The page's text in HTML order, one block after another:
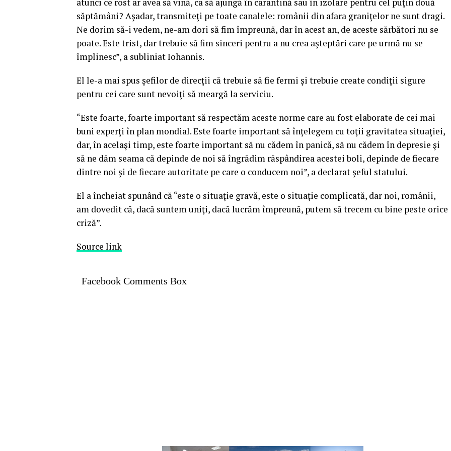
săptămâni? Aşadar, transmiteţi pe toate canalele: românii din afara graniţelor ne sunt dragi.
Ne dorim să-i vedem, ne-am dori să fim împreună, dar în acest an, de aceste sărbători nu se
poate. Este trist, dar trebuie să fim sinceri pentru a nu crea aşteptări care pe urmă nu se
împlinesc”, a subliniat Iohannis.
El le-a mai spus şefilor de direcţii că trebuie să fie fermi şi trebuie create condiţii sigure
pentru cei care sunt nevoiţi să meargă la serviciu.
“Este foarte, foarte important să respectăm aceste norme care au fost elaborate de cei mai
buni experţi în plan mondial. Este foarte important să înţelegem cu toţii gravitatea situaţiei,
dar, în acelaşi timp, este foarte important să nu cădem în panică, să nu cădem în depresie şi
să ne dăm seama că depinde de noi să îngrădim răspândirea acestei boli, depinde de fiecare
dintre noi şi de fiecare autoritate pe care o conducem noi”, a declarat şeful statului.
El a încheiat spunând că “este o situaţie gravă, este o situaţie complicată, dar noi, românii,
am dovedit că, dacă suntem uniţi, dacă lucrăm împreună, putem să trecem cu bine peste orice
criză”.
Source link
Facebook Comments Box